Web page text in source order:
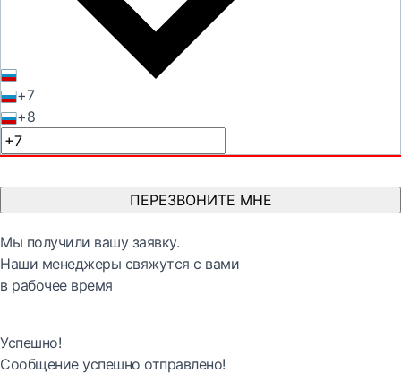
+7
+8
ПЕРЕЗВОНИТЕ МНЕ
Мы получили вашу заявку.
Наши менеджеры свяжутся с вами
в рабочее время
Успешно!
Сообщение успешно отправлено!